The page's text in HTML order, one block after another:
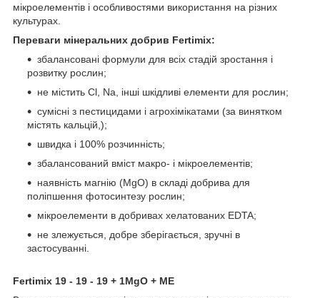
мікроелементів і особливостями використання на різних
культурах.
Переваги мінеральних добрив Fertimix:
збалансовані формули для всіх стадій зростання і
розвитку рослин;
не містить Cl, Na, інші шкідливі елементи для рослин;
сумісні з пестицидами і агрохімікатами (за винятком
містять кальцій,);
швидка і 100% розчинність;
збалансований вміст макро- і мікроелементів;
наявність магнію (MgO) в складі добрива для
поліпшення фотосинтезу рослин;
мікроелементи в добривах хелатованих EDTA;
не злежується, добре зберігається, зручні в
застосуванні.
Fertimix 19 - 19 - 19 + 1MgO + МЕ